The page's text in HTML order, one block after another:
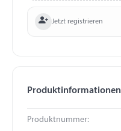
Jetzt registrieren
Produktinformationen
Produktnummer: